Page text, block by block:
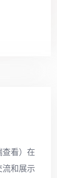
查看）在
和展示